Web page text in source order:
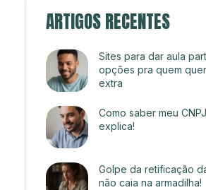
ARTIGOS RECENTES
Sites para dar aula
opções pra quem
extra
Como saber meu
explica!
Golpe da retificação da
não caia na armadilha!